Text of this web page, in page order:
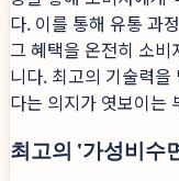
다. 이를 통해 유통 과
그 혜택을 온전히 소
니다. 최고의 기술력
다는 의지가 엿보이는
최고의 '가성비수